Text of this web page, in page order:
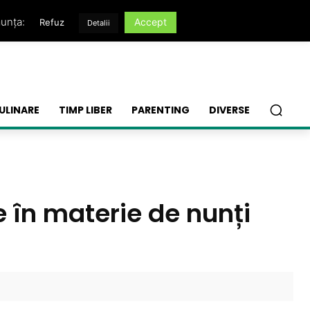
TIMP LIBER PARENTING DIVERSE
în materie de nunți
Refuz Detalii Accept